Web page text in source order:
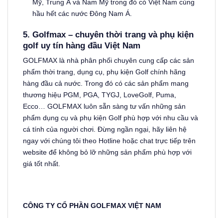
Mỹ, Trung Á và Nam Mỹ trong đó có Việt Nam cùng
hầu hết các nước Đông Nam Á.
5. Golfmax – chuyên thời trang và phụ kiện
golf uy tín hàng đầu Việt Nam
GOLFMAX là nhà phân phối chuyên cung cấp các sản
phẩm thời trang, dụng cụ, phụ kiện Golf chính hãng
hàng đầu cả nước. Trong đó có các sản phẩm mang
thương hiệu PGM, PGA, TYGJ, LoveGolf, Puma,
Ecco… GOLFMAX luôn sẵn sàng tư vấn những sản
phẩm dụng cụ và phụ kiện Golf phù hợp với nhu cầu và
cá tính của người chơi. Đừng ngần ngại, hãy liên hệ
ngay với chúng tôi theo Hotline hoặc chat trực tiếp trên
website để không bỏ lỡ những sản phẩm phù hợp với
giá tốt nhất.
CÔNG TY CỔ PHẦN GOLFMAX VIỆT NAM